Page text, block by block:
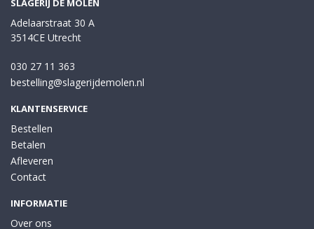
SLAGERIJ DE MOLEN
Adelaarstraat 30 A
3514CE Utrecht
030 27 11 363
bestelling@slagerijdemolen.nl
KLANTENSERVICE
Bestellen
Betalen
Afleveren
Contact
INFORMATIE
Over ons